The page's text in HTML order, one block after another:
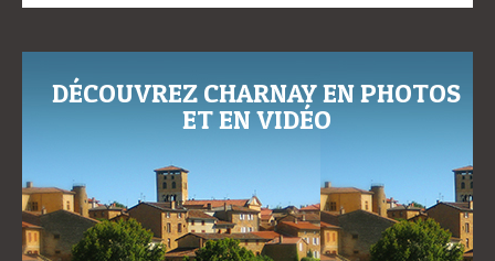
DÉCOUVREZ CHARNAY EN PHOTOS
ET EN VIDÉO